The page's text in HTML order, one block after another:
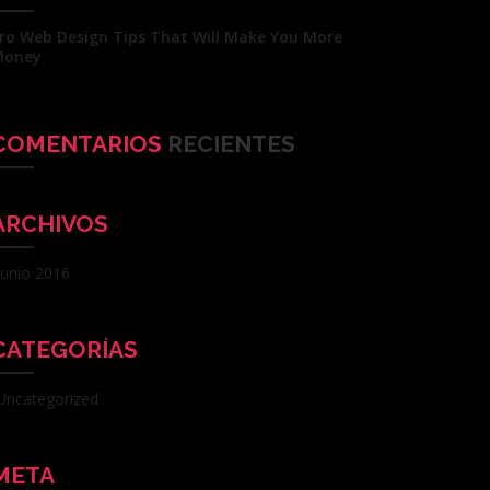
Web Design Tips That Will Make You More
RECIENTES
2016